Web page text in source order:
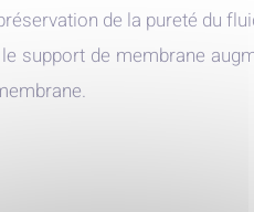
de la pureté du
support de membrane